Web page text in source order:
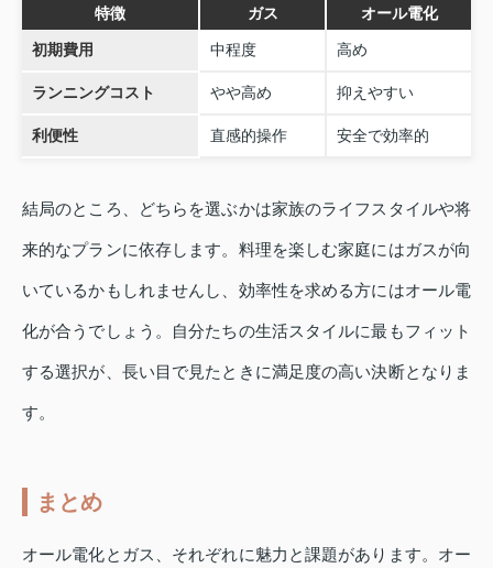
特徴 ガス オール電化
初期費用 中程度 高め
ランニングコスト やや高め 抑えやすい
利便性 直感的操作 安全で効率的
結局のところ、どちらを選ぶかは家族のライフスタイルや将
来的なプランに依存します。料理を楽しむ家庭にはガスが向
いているかもしれませんし、効率性を求める方にはオール電
化が合うでしょう。自分たちの生活スタイルに最もフィット
する選択が、長い目で見たときに満足度の高い決断となりま
す。
まとめ
オール電化とガス、それぞれに魅力と課題があります。オー